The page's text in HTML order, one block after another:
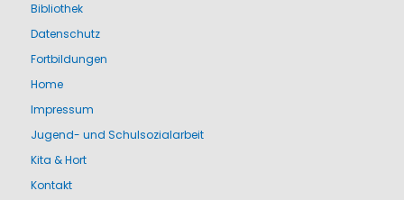
Bibliothek
Datenschutz
Fortbildungen
Home
Impressum
Jugend- und Schulsozialarbeit
Kita & Hort
Kontakt